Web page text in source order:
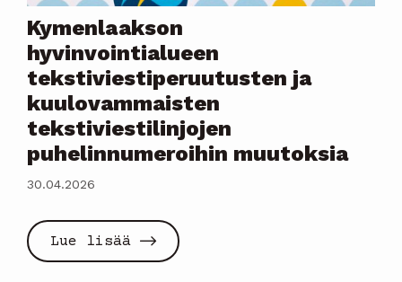
Kymenlaakson
hyvinvointialueen
tekstiviestiperuutusten ja
kuulovammaisten
tekstiviestilinjojen
puhelinnumeroihin muutoksia
30.04.2026
Lue lisää